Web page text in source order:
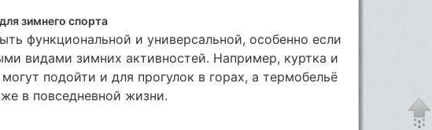
зимнего спорта
функциональной и универсальной, особенно если
видами зимних активностей. Например, куртка и
подойти и для прогулок в горах, а термобельё
в повседневной жизни.